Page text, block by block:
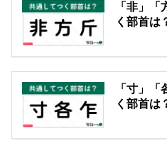
「非」
く部首は
「寸」
く部首は